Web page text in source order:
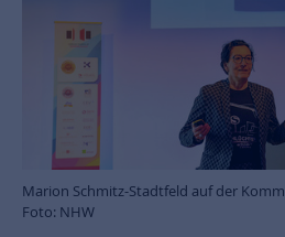
Marion Schmitz-Stadtfeld auf der
Foto: NHW